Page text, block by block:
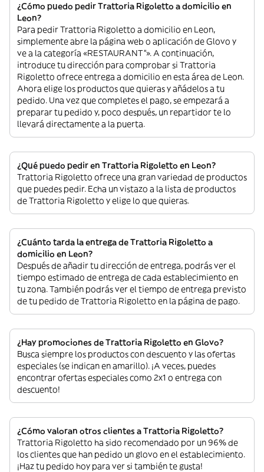
¿Cómo puedo pedir Trattoria Rigoletto a domicilio en
Leon?
Para pedir Trattoria Rigoletto a domicilio en Leon,
simplemente abre la página web o aplicación de Glovo y
ve a la categoría «RESTAURANT”». A continuación,
introduce tu dirección para comprobar si Trattoria
Rigoletto ofrece entrega a domicilio en esta área de Leon.
Ahora elige los productos que quieras y añádelos a tu
pedido. Una vez que completes el pago, se empezará a
preparar tu pedido y, poco después, un repartidor te lo
llevará directamente a la puerta.
¿Qué puedo pedir en Trattoria Rigoletto en Leon?
Trattoria Rigoletto ofrece una gran variedad de productos
que puedes pedir. Echa un vistazo a la lista de productos
de Trattoria Rigoletto y elige lo que quieras.
¿Cuánto tarda la entrega de Trattoria Rigoletto a
domicilio en Leon?
Después de añadir tu dirección de entrega, podrás ver el
tiempo estimado de entrega de cada establecimiento en
tu zona. También podrás ver el tiempo de entrega previsto
de tu pedido de Trattoria Rigoletto en la página de pago.
¿Hay promociones de Trattoria Rigoletto en Glovo?
Busca siempre los productos con descuento y las ofertas
especiales (se indican en amarillo). ¡A veces, puedes
encontrar ofertas especiales como 2x1 o entrega con
descuento!
¿Cómo valoran otros clientes a Trattoria Rigoletto?
Trattoria Rigoletto ha sido recomendado por un 96% de
los clientes que han pedido un glovo en el establecimiento.
¡Haz tu pedido hoy para ver si también te gusta!